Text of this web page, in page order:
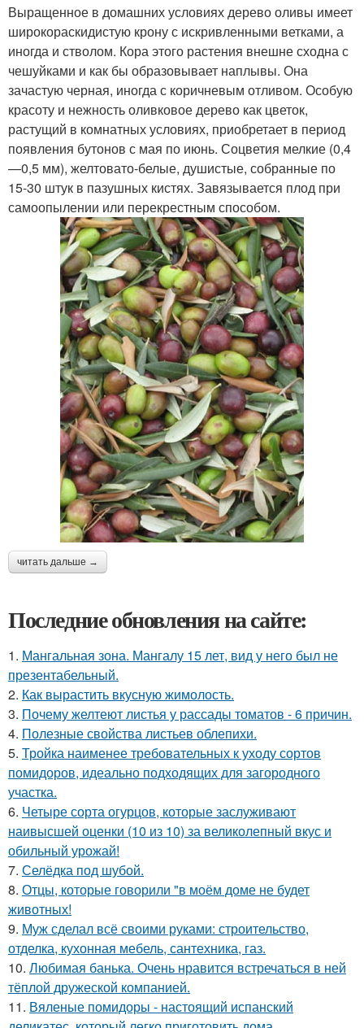
Выращенное в домашних условиях дерево оливы имеет
широкораскидистую крону с искривленными ветками, а
иногда и стволом. Кора этого растения внешне сходна с
чешуйками и как бы образовывает наплывы. Она
зачастую черная, иногда с коричневым отливом. Особую
красоту и нежность оливковое дерево как цветок,
растущий в комнатных условиях, приобретает в период
появления бутонов с мая по июнь. Соцветия мелкие (0,4
—0,5 мм), желтовато-белые, душистые, собранные по
15-30 штук в пазушных кистях. Завязывается плод при
самоопылении или перекрестным способом.
читать дальше →
Последние обновления на сайте:
1. Мангальная зона. Мангалу 15 лет, вид у него был не
презентабельный.
2. Как вырастить вкусную жимолость.
3. Почему желтеют листья у рассады томатов - 6 причин.
4. Полезные свойства листьев облепихи.
5. Тройка наименее требовательных к уходу сортов
помидоров, идеально подходящих для загородного
участка.
6. Четыре сорта огурцов, которые заслуживают
наивысшей оценки (10 из 10) за великолепный вкус и
обильный урожай!
7. Селёдка под шубой.
8. Отцы, которые говорили "в моём доме не будет
животных!
9. Муж сделал всё своими руками: строительство,
отделка, кухонная мебель, сантехника, газ.
10. Любимая банька. Очень нравится встречаться в ней
тёплой дружеской компанией.
11. Вяленые помидоры - настоящий испанский